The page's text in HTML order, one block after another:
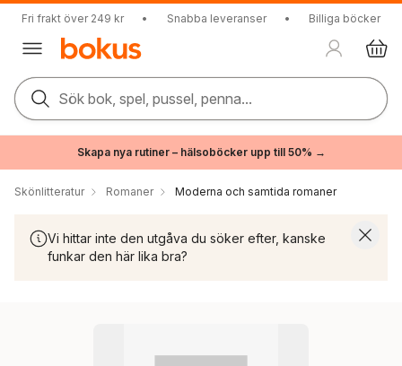
Fri frakt över 249 kr • Snabba leveranser • Billiga böcker
Sök bok, spel, pussel, penna...
Skapa nya rutiner – hälsoböcker upp till 50% →
Skönlitteratur Romaner Moderna och samtida romaner
Vi hittar inte den utgåva du söker efter, kanske
funkar den här lika bra?